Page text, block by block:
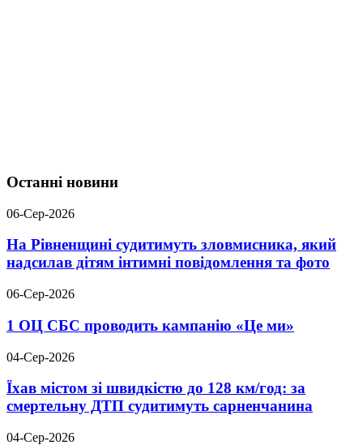
Останні новини
06-Сер-2026
На Рівненщині судитимуть зловмисника, який
надсилав дітям інтимні повідомлення та фото
06-Сер-2026
1 ОЦ СБС проводить кампанію «Це ми»
04-Сер-2026
Їхав містом зі швидкістю до 128 км/год: за
смертельну ДТП судитимуть сарненчанина
04-Сер-2026